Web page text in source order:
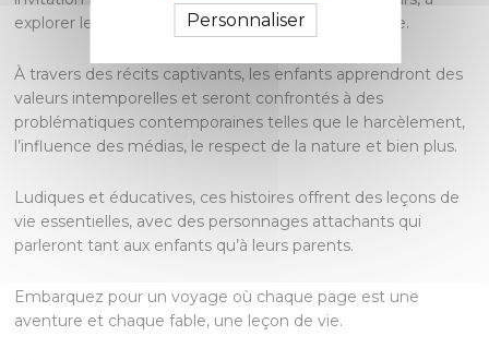
explorer le règne animal et à éveiller leur imaginaire.
À travers des récits captivants, les enfants apprendront des
valeurs intemporelles et seront confrontés à des
problématiques contemporaines telles que le harcèlement,
l’influence des médias, le respect de la nature et bien plus.
Ludiques et éducatives, ces histoires offrent des leçons de
vie essentielles, avec des personnages attachants qui
parleront tant aux enfants qu’à leurs parents.
Embarquez pour un voyage où chaque page est une
aventure et chaque fable, une leçon de vie.
Personnaliser